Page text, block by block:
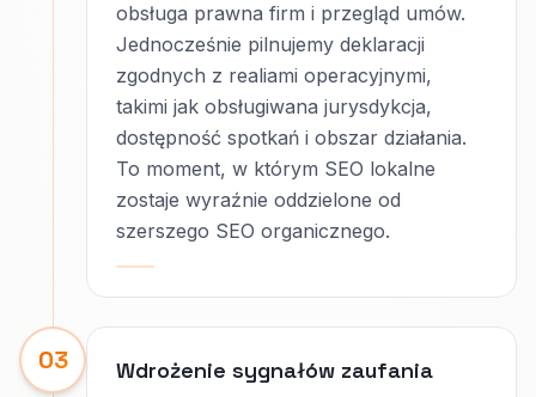
obsługa prawna firm i przegląd umów.
Jednocześnie pilnujemy deklaracji
zgodnych z realiami operacyjnymi,
takimi jak obsługiwana jurysdykcja,
dostępność spotkań i obszar działania.
To moment, w którym SEO lokalne
zostaje wyraźnie oddzielone od
szerszego SEO organicznego.
03 Wdrożenie sygnałów zaufania